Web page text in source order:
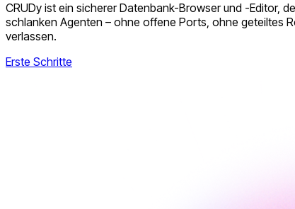
CRUDy ist ein sicherer Datenbank-Browser und -Editor,
schlanken Agenten – ohne offene Ports, ohne geteiltes
verlassen.
Erste Schritte